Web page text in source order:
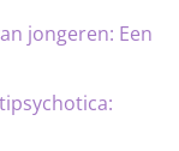
jongeren: Een